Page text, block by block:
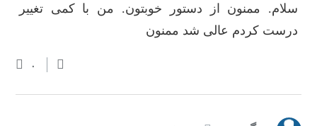
سلام. ممنون از دستور خوبتون. من با کمی تغییر
درست کردم عالی شد ممنون
۰